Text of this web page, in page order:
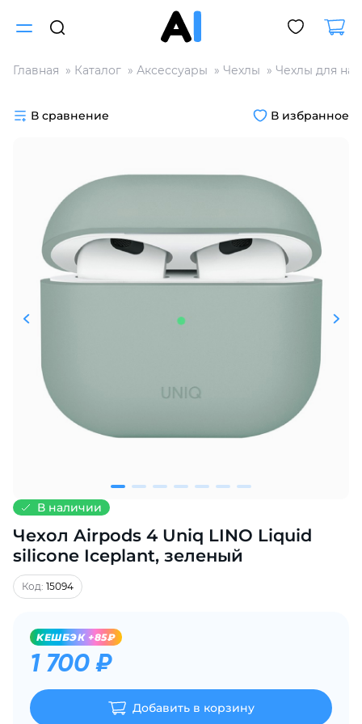
Главная Каталог Аксессуары Чехлы Чехлы для
В наличии
Чехол Airpods 4 Uniq LINO Liquid
silicone Iceplant, зеленый
Код: 15094
KЕШБЭК +85₽
1 700 ₽
Добавить в корзину
В сравнение В избранное
Разбейте
без переплат
График платежей
25
Добавляйте товары
в корзину
% картой любого банка
Получайте товар
выбранный способом
списываться
по25%каждые 2 недели
Подробнее